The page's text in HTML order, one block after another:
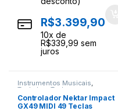
R$3.399,90
10x de
R$339,99 sem
juros
Instrumentos Musicais,
Teclados Teclas
Controlador Nektar Impact
GX49 MIDI 49 Teclas